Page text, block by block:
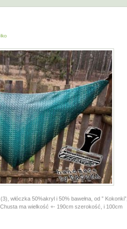
włóczka 50%akryl i 50% bawełna, od ” Kokonki”,
ma wielkość +- 190cm szerokość, i 100cm